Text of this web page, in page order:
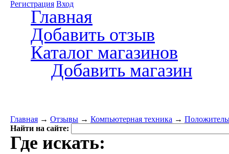
Регистрация Вход
Главная
Добавить отзыв
Каталог магазинов
Добавить магазин
Главная → Отзывы → Компьютерная техника →
Найти на сайте:
Где искать: